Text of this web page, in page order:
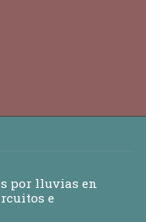
por lluvias en
e